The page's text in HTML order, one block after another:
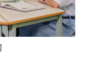
英文戲劇表演比賽